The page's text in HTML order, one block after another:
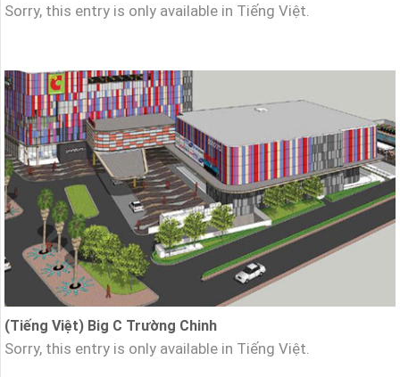
Sorry, this entry is only available in Tiếng Việt.
(Tiếng Việt) Big C Trường Chinh
Sorry, this entry is only available in Tiếng Việt.